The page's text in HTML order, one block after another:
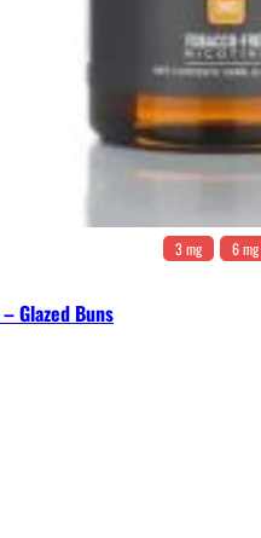
3 mg 6 mg
Glazed Buns